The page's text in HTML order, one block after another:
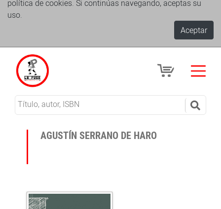
política de cookies. Si continúas navegando, aceptas su
uso.
Aceptar
AGUSTÍN SERRANO DE HARO